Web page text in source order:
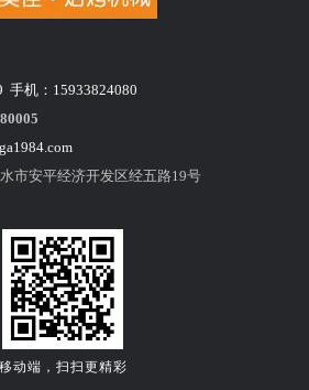
何时需要自动化面包生产线？
升工业烘焙生产中面团的均匀度与稳定性？
何在工业烘焙中确保产品一致性？
面包生产线是食品制造商的首选？
套面包生产线？哪种更适合您的工厂？
动面包生产线常见问题与解决方案
样式
式：针刺式脱模机和真空式脱模机
件
要由搅龙传动部件、面缸传动部件、倾
部件构成
？
日起，我们提供一年的免费质保，请放
手机：15933824080
市安平经济开发区经五路19号
移动端，扫扫更精彩